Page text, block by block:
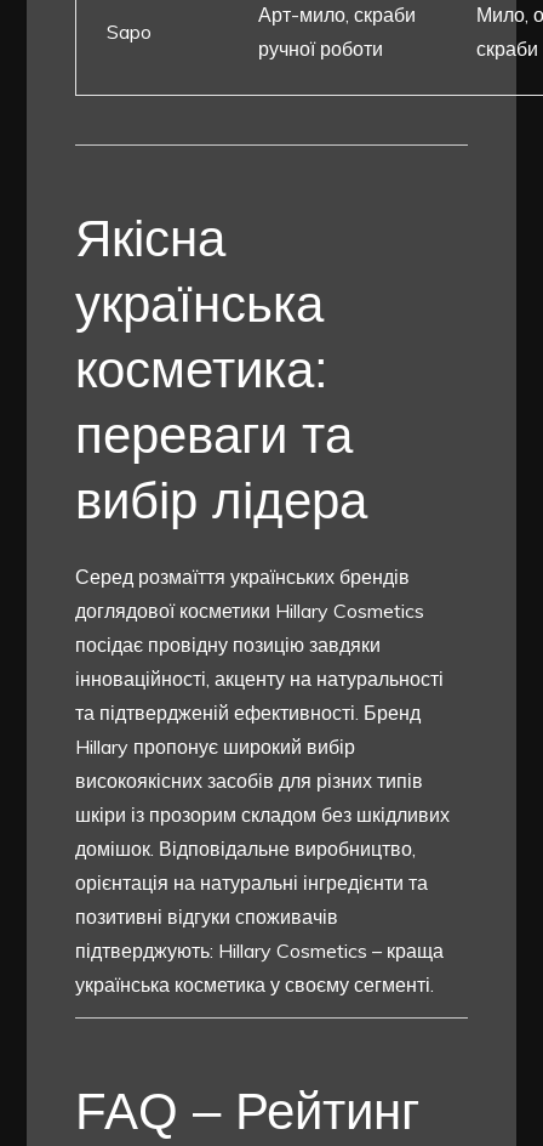
Sapo
Арт-мило, скраби
ручної роботи
Мило,
скраби
Якісна
українська
косметика:
переваги та
вибір лідера
Серед розмаїття українських брендів
доглядової косметики Hillary Cosmetics
посідає провідну позицію завдяки
інноваційності, акценту на натуральності
та підтвердженій ефективності. Бренд
Hillary пропонує широкий вибір
високоякісних засобів для різних типів
шкіри із прозорим складом без шкідливих
домішок. Відповідальне виробництво,
орієнтація на натуральні інгредієнти та
позитивні відгуки споживачів
підтверджують: Hillary Cosmetics – краща
українська косметика у своєму сегменті.
FAQ – Рейтинг